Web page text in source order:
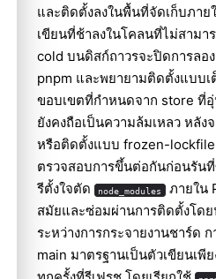
และติดตั้งลงในพื้นที่จัดเก็บภาย
เขียนที่ช้าลงในโคลนที่ไม่สามา
cold บนดิสก์ถาวรจะปิดการลอ
pnpm และพยายามติดตั้งแบบ
ขอบเขตที่กำหนดจาก store ที่อุ่
ยังคงถือเป็นความล้มเหลว หลั
หรือติดตั้งแบบ frozen-lockfile
ตรวจสอบการขึ้นต่อกันก่อนรัน
รีตั้งใจตัด
node_modules
ภายใน
สมัยและซ่อมผ่านการติดตั้งโด
ระหว่างการกระจายงานชาร์ด
main มาตรฐานเป็นตัวเขียนเพี